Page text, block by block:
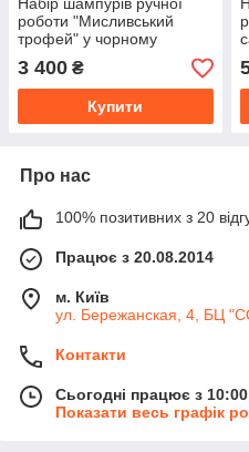
Набір шампурів ручної
роботи "Мисливський
трофей" у чорному
шкіряному сагайдаку, 6шт
3 400 ₴
Купити
Про нас
100% позитивних з 20
Працює з 20.08.2014
м. Київ
ул. Бережанская, 4, БЦ
Контакти
Сьогодні працює з
Показати весь графік